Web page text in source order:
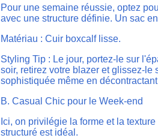
Pour une semaine réussie, optez
avec une structure définie. Un sac
Matériau : Cuir boxcalf lisse.
Styling Tip : Le jour, portez-le sur
soir, retirez votre blazer et glissez-
sophistiquée même en
B. Casual Chic pour le Week-end
Ici, on privilégie la forme et la
structuré est idéal.